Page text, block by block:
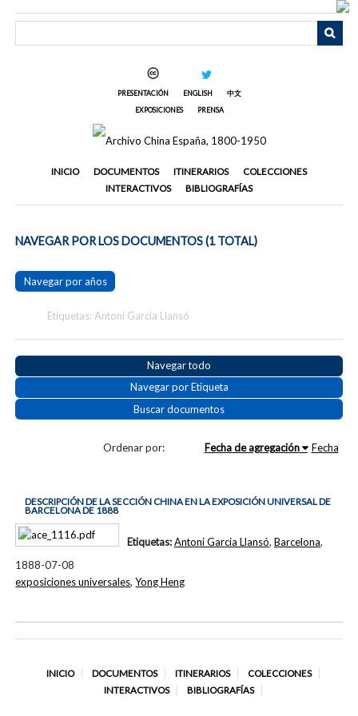
PRESENTACIÓN ENGLISH
中文
EXPOSICIONES
PRENSA
INICIO DOCUMENTOS ITINERARIOS
COLECCIONES
INTERACTIVOS
BIBLIOGRAFÍAS
NAVEGAR POR LOS DOCUMENTOS (1 TOTAL)
Navegar por años
Etiquetas: Antoni Garcia Llansó
Navegar todo
Navegar por Etiqueta
Buscar documentos
Ordenar por: Fecha de agregación Fecha
DESCRIPCIÓN DE LA SECCIÓN CHINA EN LA EXPOSICIÓN UNIVERSAL DE
BARCELONA DE 1888
1888-07-08
Etiquetas:Antoni Garcia Llansó, Barcelona,
exposiciones universales,Yong Heng
INICIO DOCUMENTOS ITINERARIOS
COLECCIONES
INTERACTIVOS
BIBLIOGRAFÍAS